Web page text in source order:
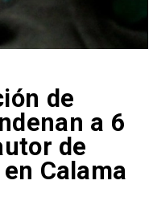
de
a 6
de
Calama